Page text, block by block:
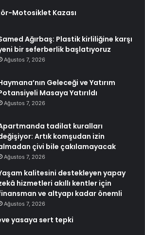
Motosiklet Kazası
Ağırbaş: Plastik kirliliğine karşı
bir seferberlik başlatıyoruz
Ağustos 7, 2026
Geleceği ve Yatırım
Masaya Yatırıldı
Ağustos 7, 2026
tadilat kuralları
Artık komşudan izin
çivi bile çakılamayacak
Ağustos 7, 2026
kalitesini destekleyen yapay
hizmetleri akıllı kentler için
ve altyapı kadar önemli
Ağustos 7, 2026
yasaya sert tepki